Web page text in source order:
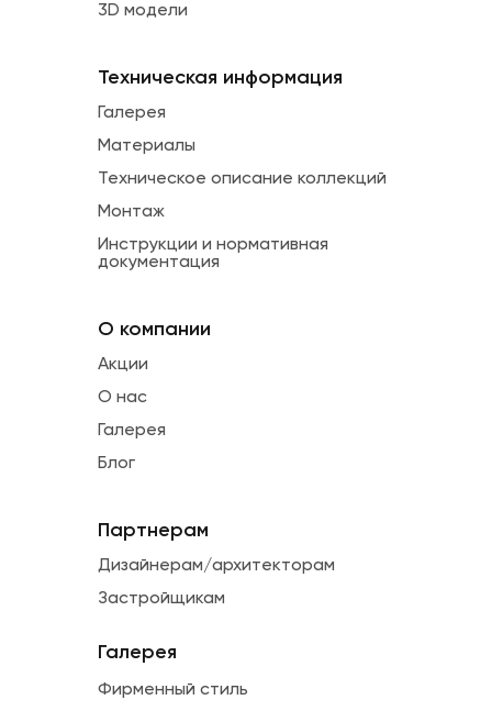
3D модели
Техническая информация
Галерея
Материалы
Техническое описание коллекций
Монтаж
Инструкции и нормативная
документация
О компании
Акции
О нас
Галерея
Блог
Партнерам
Дизайнерам/архитекторам
Застройщикам
Галерея
Фирменный стиль